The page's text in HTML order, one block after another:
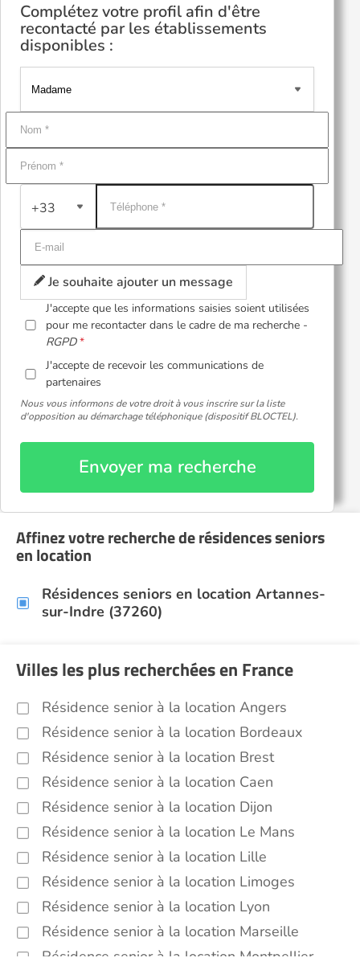
Complétez votre profil afin d'être
recontacté par les établissements
disponibles :
+33
Je souhaite ajouter un message
J'accepte que les informations saisies soient utilisées
pour me recontacter dans le cadre de ma recherche -
RGPD
J'accepte de recevoir les communications de
partenaires
Nous vous informons de votre droit à vous inscrire sur la liste
d'opposition au démarchage téléphonique (dispositif BLOCTEL).
Envoyer ma recherche
Affinez votre recherche de résidences seniors
en location
Résidences seniors en location Artannes-
sur-Indre (37260)
Villes les plus recherchées en France
Résidence senior à la location Angers
Résidence senior à la location Bordeaux
Résidence senior à la location Brest
Résidence senior à la location Caen
Résidence senior à la location Dijon
Résidence senior à la location Le Mans
Résidence senior à la location Lille
Résidence senior à la location Limoges
Résidence senior à la location Lyon
Résidence senior à la location Marseille
Résidence senior à la location Montpellier